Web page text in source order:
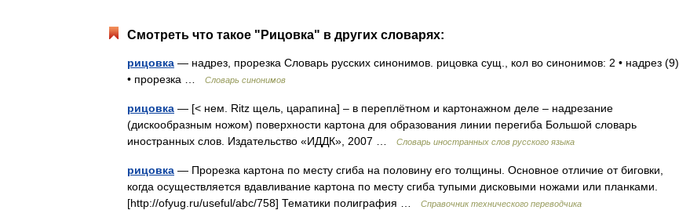
Смотреть что такое "Рицовка" в других словарях:
рицовка — надрез, прорезка Словарь русских синонимов. рицовка сущ., кол во синонимов: 2 • надрез (9)
• прорезка …
Словарь синонимов
рицовка — [< нем. Ritz щель, царапина] – в переплётном и картонажном деле – надрезание
(дискообразным ножом) поверхности картона для образования линии перегиба Большой словарь
иностранных слов. Издательство «ИДДК», 2007 …
Словарь иностранных слов русского языка
рицовка — Прорезка картона по месту сгиба на половину его толщины. Основное отличие от биговки,
когда осуществляется вдавливание картона по месту сгиба тупыми дисковыми ножами или планками.
[http://ofyug.ru/useful/abc/758] Тематики полиграфия …
Справочник технического переводчика